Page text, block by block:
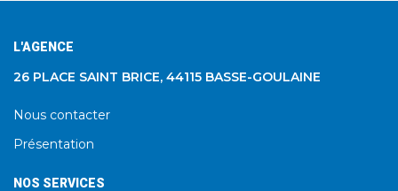
L'AGENCE
26 PLACE SAINT BRICE, 44115 BASSE-GOULAINE
Nous contacter
Présentation
NOS SERVICES